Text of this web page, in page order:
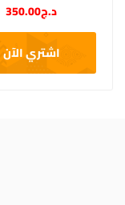
د.ج350.00
اشتري الآن